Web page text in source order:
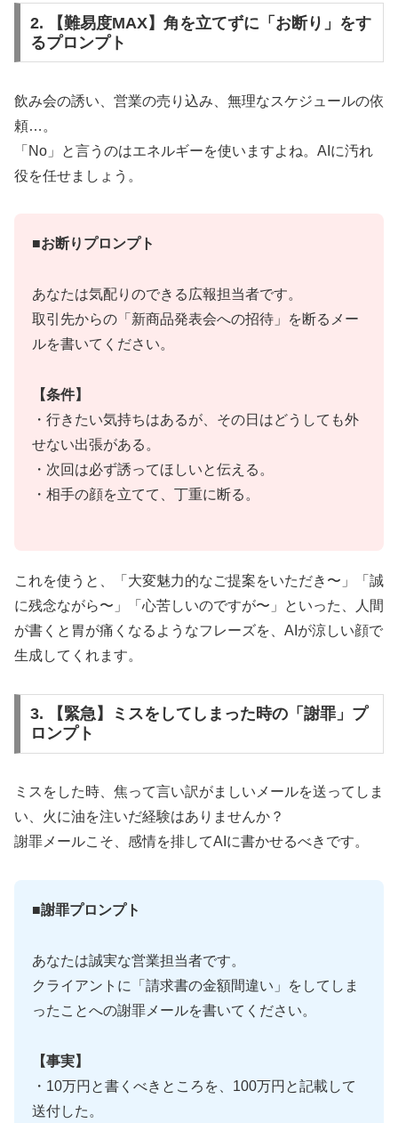
2. 【難易度MAX】角を立てずに「お断り」をす
るプロンプト
飲み会の誘い、営業の売り込み、無理なスケジュールの依
頼…。
「No」と言うのはエネルギーを使いますよね。AIに汚れ
役を任せましょう。
■お断りプロンプト
あなたは気配りのできる広報担当者です。
取引先からの「新商品発表会への招待」を断るメー
ルを書いてください。
【条件】
・行きたい気持ちはあるが、その日はどうしても外
せない出張がある。
・次回は必ず誘ってほしいと伝える。
・相手の顔を立てて、丁重に断る。
これを使うと、「大変魅力的なご提案をいただき〜」「誠
に残念ながら〜」「心苦しいのですが〜」といった、人間
が書くと胃が痛くなるようなフレーズを、AIが涼しい顔で
生成してくれます。
3. 【緊急】ミスをしてしまった時の「謝罪」プ
ロンプト
ミスをした時、焦って言い訳がましいメールを送ってしま
い、火に油を注いだ経験はありませんか？
謝罪メールこそ、感情を排してAIに書かせるべきです。
■謝罪プロンプト
あなたは誠実な営業担当者です。
クライアントに「請求書の金額間違い」をしてしま
ったことへの謝罪メールを書いてください。
【事実】
・10万円と書くべきところを、100万円と記載して
送付した。